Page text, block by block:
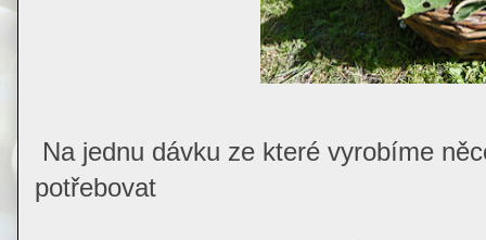
Na jednu dávku ze které vyrobíme
potřebovat